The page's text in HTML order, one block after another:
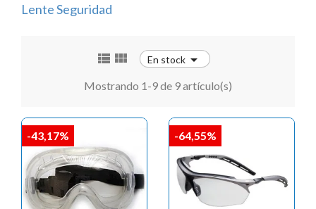
Lente Seguridad
  En stock 
Mostrando 1-9 de 9 artículo(s)
-43,17% -64,55%